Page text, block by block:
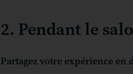
2. Pendant le
Partagez votre expérience en